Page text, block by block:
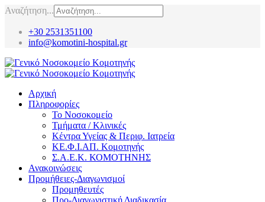
Αναζήτηση...
+30 2531351100
info@komotini-hospital.gr
Αρχική
Πληροφορίες
Το Νοσοκομείο
Τμήματα / Κλινικές
Κέντρα Υγείας & Περιφ. Ιατρεία
ΚΕ.Φ.Ι.ΑΠ. Κομοτηνής
Σ.Α.Ε.Κ. ΚΟΜΟΤΗΝΗΣ
Ανακοινώσεις
Προμήθειες-Διαγωνισμοί
Προμηθευτές
Προ-Διαγωνιστική Διαδικασία